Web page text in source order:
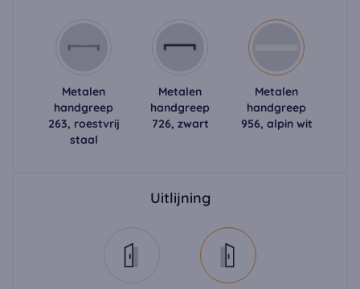
Metalen
handgreep
263, roestvrij
staal
Metalen
handgreep
726, zwart
Metalen
handgreep
956, alpin wit
Uitlijning